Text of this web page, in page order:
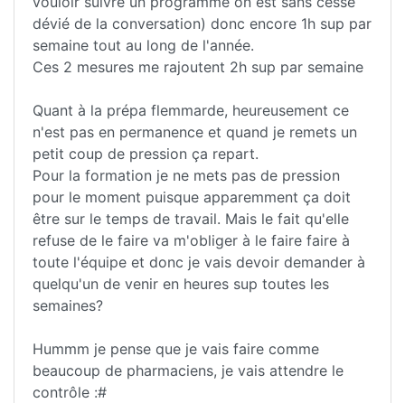
dévié de la conversation) donc encore 1h sup par
semaine tout au long de l'année.
Ces 2 mesures me rajoutent 2h sup par semaine
Quant à la prépa flemmarde, heureusement ce
n'est pas en permanence et quand je remets un
petit coup de pression ça repart.
Pour la formation je ne mets pas de pression
pour le moment puisque apparemment ça doit
être sur le temps de travail. Mais le fait qu'elle
refuse de le faire va m'obliger à le faire faire à
toute l'équipe et donc je vais devoir demander à
quelqu'un de venir en heures sup toutes les
semaines?
Hummm je pense que je vais faire comme
beaucoup de pharmaciens, je vais attendre le
contrôle :#